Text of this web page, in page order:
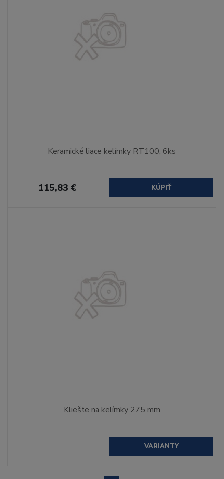
Keramické liace kelímky RT100, 6ks
115,83 € KÚPIŤ
Kliešte na kelímky 275 mm
VARIANTY